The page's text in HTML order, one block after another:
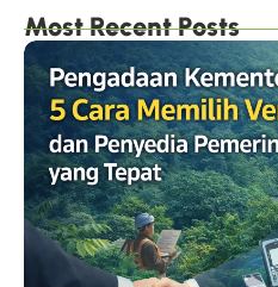
Most Recent Posts